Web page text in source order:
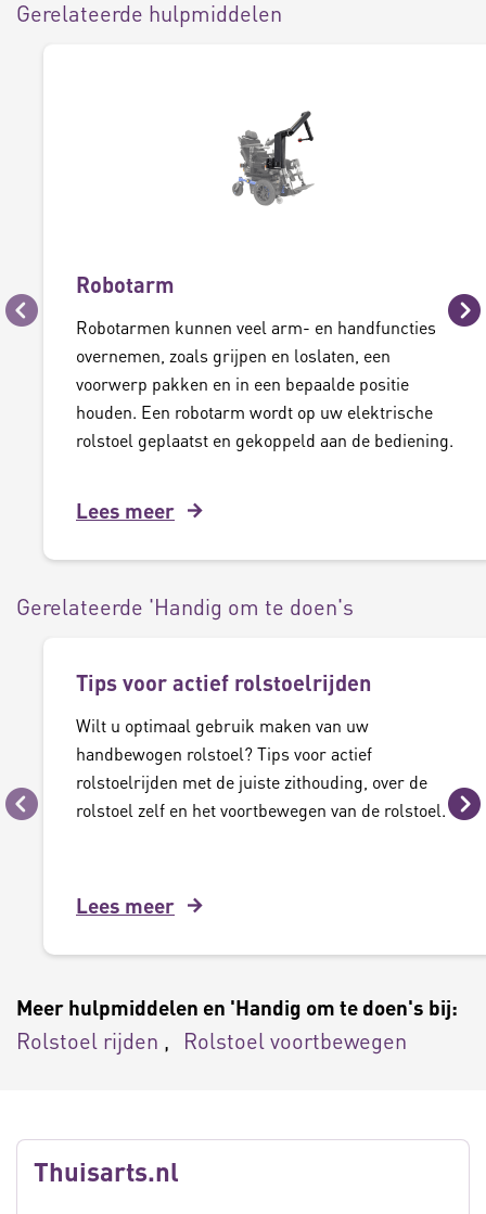
Gerelateerde hulpmiddelen
Vorige
Robotarm
Robotarmen kunnen veel arm- en handfuncties
overnemen, zoals grijpen en loslaten, een
voorwerp pakken en in een bepaalde positie
houden. Een robotarm wordt op uw elektrische
rolstoel geplaatst en gekoppeld aan de bediening.
Lees meer
Gerelateerde 'Handig om te doen's
Vorige
Tips voor actief rolstoelrijden
Wilt u optimaal gebruik maken van uw
handbewogen rolstoel? Tips voor actief
rolstoelrijden met de juiste zithouding, over de
rolstoel zelf en het voortbewegen van de rolstoel.
Lees meer
Meer hulpmiddelen en 'Handig om te doen's bij:
Rolstoel rijden Rolstoel voortbewegen
Thuisarts.nl